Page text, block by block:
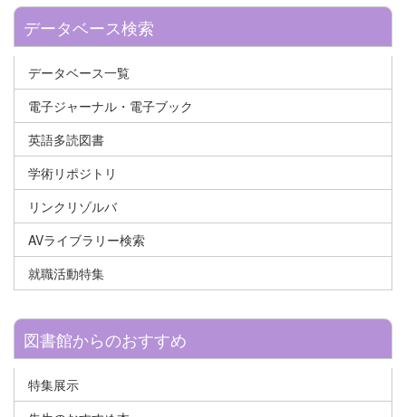
データベース検索
データベース一覧
電子ジャーナル・電子ブック
英語多読図書
学術リポジトリ
リンクリゾルバ
AVライブラリー検索
就職活動特集
図書館からのおすすめ
特集展示